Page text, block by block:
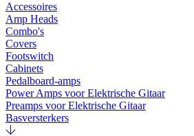
Accessoires
Amp Heads
Combo's
Covers
Footswitch
Cabinets
Pedalboard-amps
Power Amps voor Elektrische Gitaar
Preamps voor Elektrische Gitaar
Basversterkers